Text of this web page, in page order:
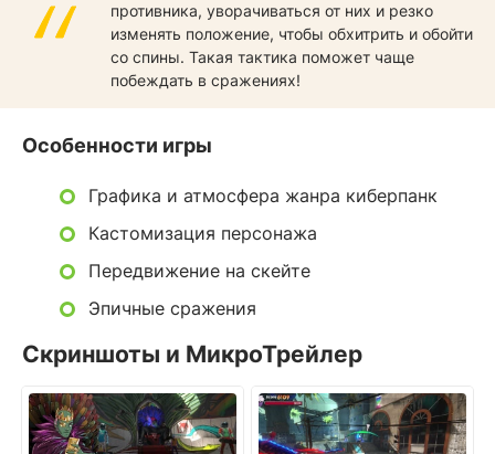
противника, уворачиваться от них и резко
изменять положение, чтобы обхитрить и обойти
со спины. Такая тактика поможет чаще
побеждать в сражениях!
Особенности игры
Графика и атмосфера жанра киберпанк
Кастомизация персонажа
Передвижение на скейте
Эпичные сражения
Скриншоты и МикроТрейлер